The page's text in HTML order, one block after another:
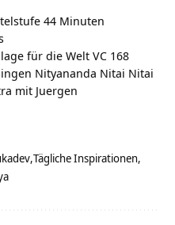
44 Minuten
für die Welt VC 168
Nityananda Nitai Nitai
mit Juergen
Tägliche Inspirationen